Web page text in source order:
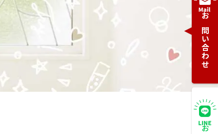
お問い合わせ